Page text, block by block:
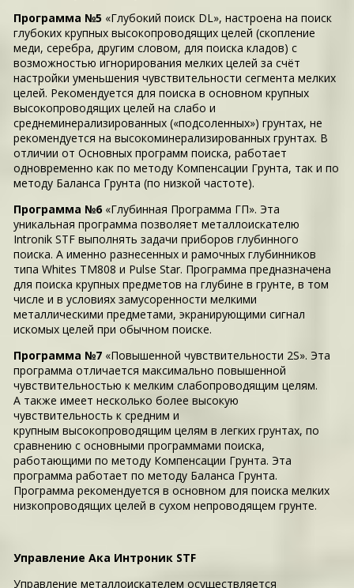
Программа №5 «Глубокий поиск DL», настроена на поиск
глубоких крупных высокопроводящих целей (скопление
меди, серебра, другим словом, для поиска кладов) с
возможностью игнорирования мелких целей за счёт
настройки уменьшения чувствительности сегмента мелких
целей. Рекомендуется для поиска в основном крупных
высокопроводящих целей на слабо и
среднеминерализированных («подсоленных») грунтах, не
рекомендуется на высокоминерализированных грунтах. В
отличии от Основных программ поиска, работает
одновременно как по методу Компенсации Грунта, так и по
методу Баланса Грунта (по низкой частоте).
Программа №6 «Глубинная Программа ГП». Эта
уникальная программа позволяет металлоискателю
Intronik STF выполнять задачи приборов глубинного
поиска. А именно разнесенных и рамочных глубинников
типа Whites TM808 и Pulse Star. Программа предназначена
для поиска крупных предметов на глубине в грунте, в том
числе и в условиях замусоренности мелкими
металлическими предметами, экранирующими сигнал
искомых целей при обычном поиске.
Программа №7 «Повышенной чувствительности 2S». Эта
программа отличается максимально повышенной
чувствительностью к мелким слабопроводящим целям.
А также имеет несколько более высокую
чувствительность к средним и
крупным высокопроводящим целям в легких грунтах, по
сравнению с основными программами поиска,
работающими по методу Компенсации Грунта. Эта
программа работает по методу Баланса Грунта.
Программа рекомендуется в основном для поиска мелких
низкопроводящих целей в сухом непроводящем грунте.
Управление Ака Интроник STF
Управление металлоискателем осуществляется